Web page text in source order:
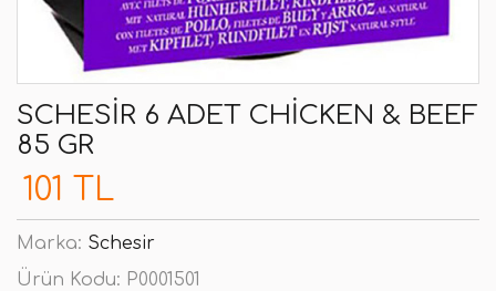
SCHESIR 6 ADET CHICKEN & BEEF
85 GR
101 TL
Marka: Schesir
Ürün Kodu: P0001501